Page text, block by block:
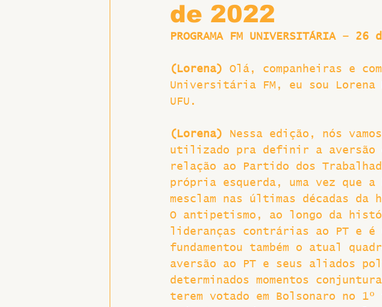
Coordenações Efetivos
Imprensa e comunicação
Hospitais e Saúde Pública
de 2022
PROGRAMA FM UNIVERSITÁRIA –
(Lorena)
Olá, companheiras e
Universitária FM, eu sou Lorena
UFU.
(Lorena)
Nessa edição, nós
utilizado pra definir a aversão
relação ao Partido dos
própria esquerda, uma vez que
mesclam nas últimas décadas
O antipetismo, ao longo da
lideranças contrárias ao PT e é
fundamentou também o atual
aversão ao PT e seus aliados
determinados momentos
terem votado em Bolsonaro no